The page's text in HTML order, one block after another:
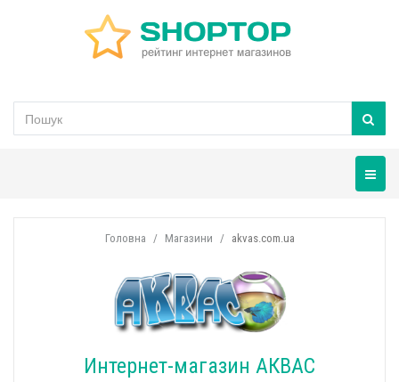
Головна Магазини akvas.com.ua
Интернет-магазин АКВАС